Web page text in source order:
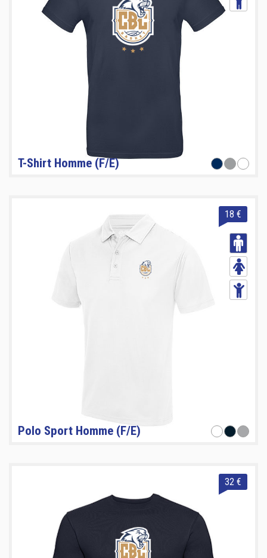
T-Shirt Homme (F/E)
18 €
Polo Sport Homme (F/E)
32 €